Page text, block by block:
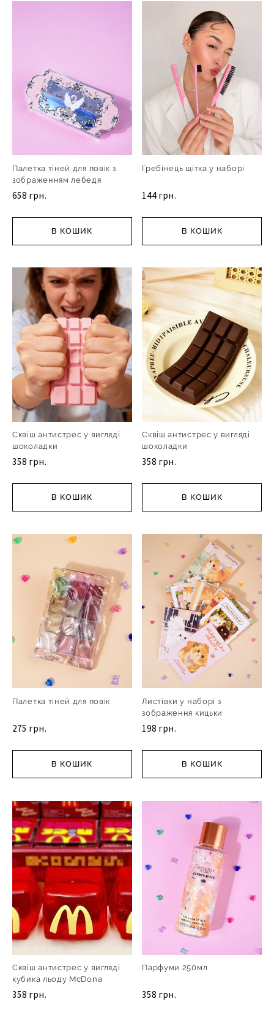
Палетка тіней для повік з
зображенням лебедя
658 грн.
В КОШИК
Гребінець щітка у наборі
144 грн.
В КОШИК
Сквіш антистрес у вигляді
шоколадки
358 грн.
В КОШИК
Сквіш антистрес у вигляді
шоколадки
358 грн.
В КОШИК
Палетка тіней для повік
275 грн.
В КОШИК
Листівки у наборі з
зображення кицьки
198 грн.
В КОШИК
Сквіш антистрес у вигляді
кубика льоду McDona
358 грн.
Парфуми 250мл
358 грн.